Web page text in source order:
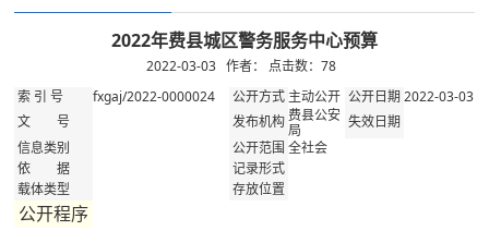
2022年费县城区警务服务中心预算
2022-03-03 作者： 点击数： 78
索 引 号 fxgaj/2022-0000024 公开方式 主动公开 公开日期2022-03-03
文 号 发布机构费县公安
局
失效日期
信息类别
公开范围全社会
依 据
记录形式
载体类型
存放位置
公开程序